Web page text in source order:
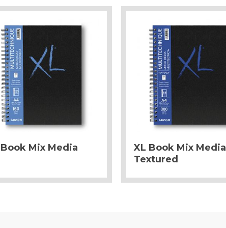
Mix Media
XL Book Mix Media
Textured